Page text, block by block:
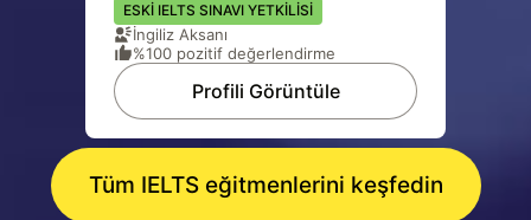
ESKI IELTS SINAVI YETKILISI
İngiliz Aksanı
%100 pozitif değerlendirme
Profili Görüntüle
Tüm IELTS eğitmenlerini keşfedin